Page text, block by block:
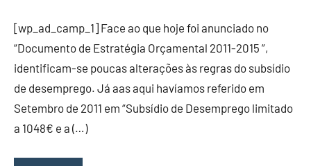
[wp_ad_camp_1] Face ao que hoje foi anunciado no
“Documento de Estratégia Orçamental 2011-2015 ”,
identificam-se poucas alterações às regras do subsídio
de desemprego. Já aas aqui havíamos referido em
Setembro de 2011 em “Subsídio de Desemprego limitado
a 1048€ e a (…)